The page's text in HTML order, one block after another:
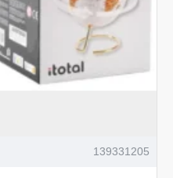
139331205